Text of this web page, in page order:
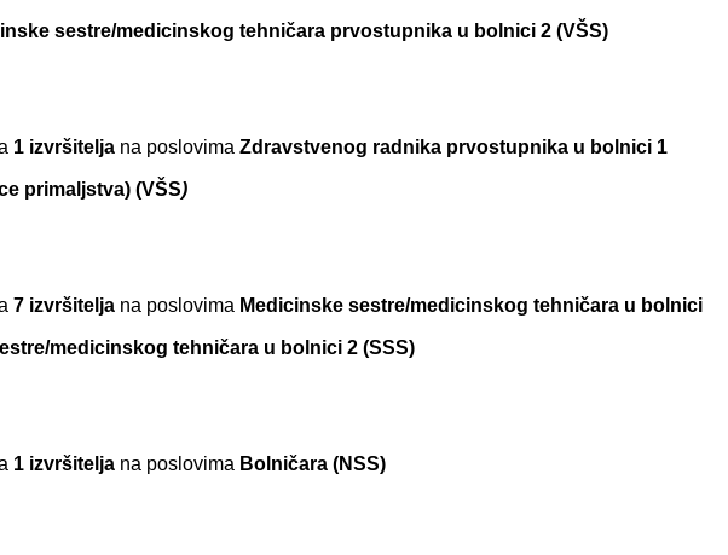
sestre/medicinskog tehničara prvostupnika u bolnici 2(VŠS)
1 izvršitelja na poslovimaZdravstvenog radnika prvostupnika u bolnici 1
primaljstva) (VŠS)
7 izvršitelja na poslovima Medicinske sestre/medicinskog tehničara u bolnici
medicinskog tehničara u bolnici 2 (SSS)
1 izvršitelja na poslovima Bolničara (NSS)